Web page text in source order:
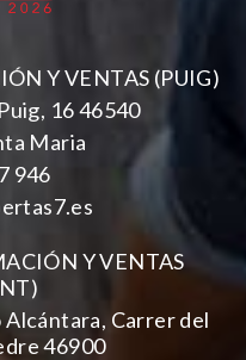
Y VENTAS (PUIG)
16 46540
Maria
946
Y VENTAS
Alcántara, Carrer del
46900